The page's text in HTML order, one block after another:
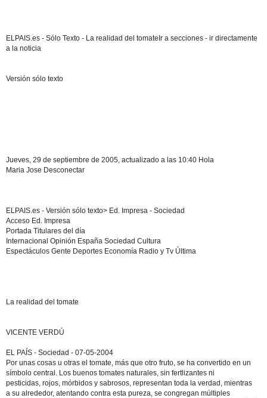
ELPAIS.es - Sólo Texto - La realidad del tomateIr a secciones - ir directamente
a la noticia
Versión sólo texto
Jueves, 29 de septiembre de 2005, actualizado a las 10:40 Hola
Maria Jose Desconectar
ELPAIS.es - Versión sólo texto> Ed. Impresa - Sociedad
Acceso Ed. Impresa
Portada Titulares del día
Internacional Opinión España Sociedad Cultura
Espectáculos Gente Deportes Economía Radio y Tv Última
La realidad del tomate
VICENTE VERDÚ
EL PAÍS - Sociedad - 07-05-2004
Por unas cosas u otras el tomate, más que otro fruto, se ha convertido en un
símbolo central. Los buenos tomates naturales, sin fertlizantes ni
pesticidas, rojos, mórbidos y sabrosos, representan toda la verdad, mientras
a su alrededor, atentando contra esta pureza, se congregan múltiples